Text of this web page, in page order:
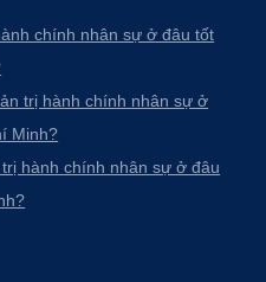
chính nhân sự ở đâu tốt
trị hành chính nhân sự ở
Minh?
hành chính nhân sự ở đâu